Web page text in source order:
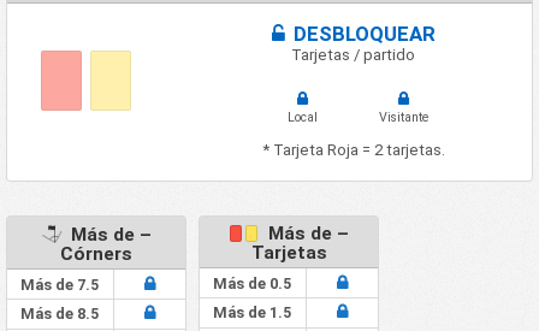
DESBLOQUEAR
Tarjetas / partido
Local Visitante
* Tarjeta Roja = 2 tarjetas.
Más de –
Córners
Más de 7.5
Más de 8.5
Más de –
Tarjetas
Más de 0.5
Más de 1.5